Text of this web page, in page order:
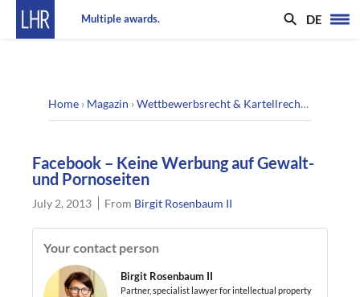
Multiple awards. DE
Home › Magazin ›Wettbewerbsrecht & Kartellrecht ›
Facebook – Keine Werbung auf Gewalt-
und Pornoseiten
July 2, 2013 From Birgit Rosenbaum II
Your contact person
Birgit Rosenbaum II
Partner, specialist lawyer for intellectual property